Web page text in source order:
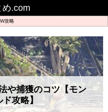
め.com
攻略
や捕獲のコツ【モン
攻略】